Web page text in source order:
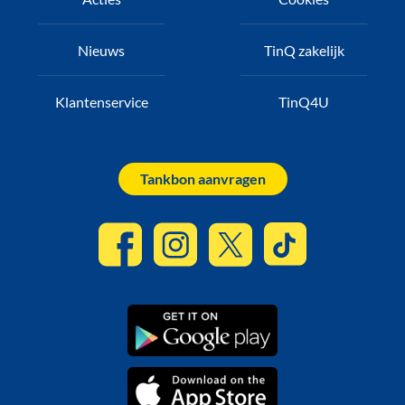
Nieuws
Klantenservice
TinQ zakelijk
TinQ4U
Tankbon aanvragen